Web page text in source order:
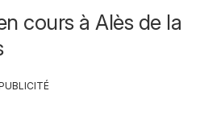
cours à Alès de la